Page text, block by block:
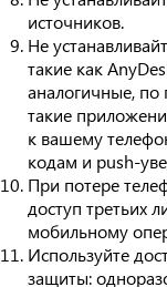
источников.
Не
такие как
аналогичные, по
такие
к вашему
кодам и push-
При потере
доступ третьих
мобильному
Используйте
защиты: